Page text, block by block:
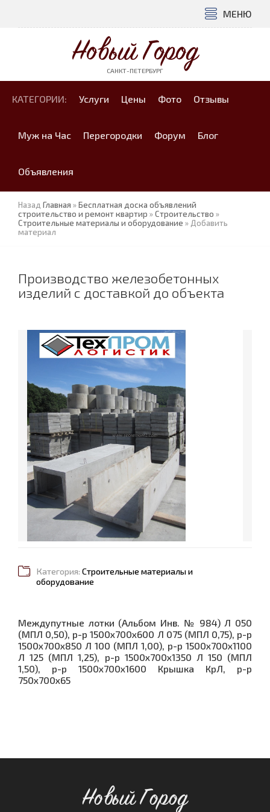
МЕНЮ
Новый Город
САНКТ-ПЕТЕРБУРГ
КАТЕГОРИИ: Услуги Цены Фото Отзывы
Муж на Час Перегородки Форум Блог
Объявления
Назад Главная »Бесплатная доска объявлений
строительство и ремонт квартир »Строительство »
Строительные материалы и оборудование » Добавить
материал
Производство железобетонных
изделий с доставкой до объекта
Категория: Строительные материалы и
оборудование
Междупутные лотки (Альбом Инв. № 984) Л 050
(МПЛ 0,50), р-р 1500х700х600 Л 075 (МПЛ 0,75), р-р
1500х700х850 Л 100 (МПЛ 1,00), р-р 1500х700х1100
Л 125 (МПЛ 1,25), р-р 1500х700х1350 Л 150 (МПЛ
1,50), р-р 1500х700х1600 Крышка КрЛ, р-р
750х700х65
Новый Город